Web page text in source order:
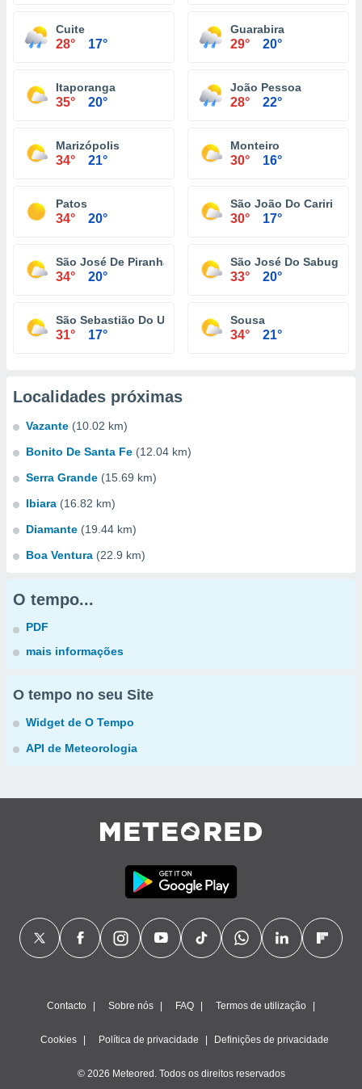
Cuite
28° 17°
Guarabira
29° 20°
Itaporanga
35° 20°
João Pessoa
28° 22°
Marizópolis
34° 21°
Monteiro
30° 16°
Patos
34° 20°
São João Do Cariri
30° 17°
São José De Piranhas
34° 20°
São José Do Sabugi
33° 20°
São Sebastião Do Umbuzeiro
31° 17°
Sousa
34° 21°
Localidades próximas
Vazante (10.02 km)
Bonito De Santa Fe (12.04 km)
Serra Grande (15.69 km)
Ibiara (16.82 km)
Diamante (19.44 km)
Boa Ventura (22.9 km)
O tempo...
PDF
mais informações
O tempo no seu Site
Widget de O Tempo
API de Meteorologia
Contacto Sobre nós FAQ Termos de utilização
Cookies Política de privacidade Definições de privacidade
© 2026 Meteored. Todos os direitos reservados